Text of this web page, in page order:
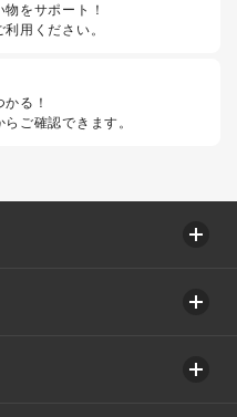
をサポート！
用ください。
る！
ご確認できます。